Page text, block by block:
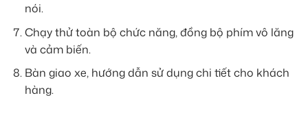
nói.
Chạy thử toàn bộ chức năng, đồng bộ phím vô lăng
và cảm biến.
Bàn giao xe, hướng dẫn sử dụng chi tiết cho khách
hàng.